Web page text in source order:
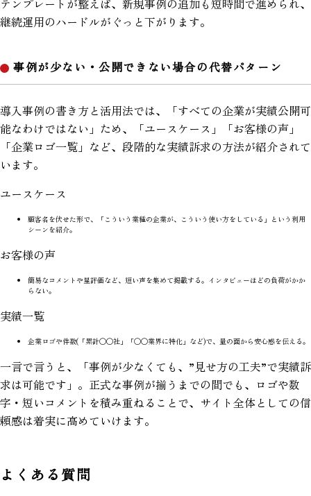
テンプレートが整えば、新規事例の追加も短時間で進められ、
継続運用のハードルがぐっと下がります。
事例が少ない・公開できない場合の代替パターン
導入事例の書き方と活用法では、「すべての企業が実績公開可
能なわけではない」ため、「ユースケース」「お客様の声」
「企業ロゴ一覧」など、段階的な実績訴求の方法が紹介されて
います。
ユースケース
顧客名を伏せた形で、「こういう業種の企業が、こういう使い方をしている」という利用
シーンを紹介。
お客様の声
簡易なコメントや星評価など、短い声を集めて掲載する。インタビューほどの負荷がかか
らない。
実績一覧
企業ロゴや件数(「累計◯◯社」「◯◯業界に特化」など)で、量の面から安心感を伝える。
一言で言うと、「事例が少なくても、”見せ方の工夫”で実績訴
求は可能です」。正式な事例が揃うまでの間でも、ロゴや数
字・短いコメントを積み重ねることで、サイト全体としての信
頼感は着実に高めていけます。
よくある質問